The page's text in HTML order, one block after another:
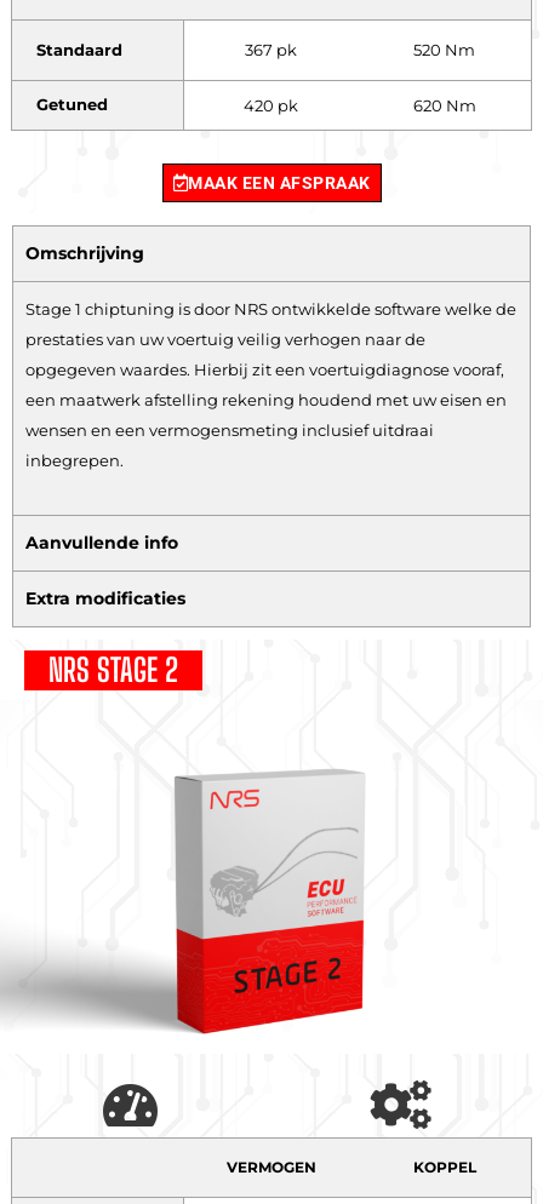
Standaard 367 pk 520 Nm
Getuned 420 pk 620 Nm
MAAK EEN AFSPRAAK
Omschrijving
Stage 1 chiptuning is door NRS ontwikkelde software welke de
prestaties van uw voertuig veilig verhogen naar de
opgegeven waardes. Hierbij zit een voertuigdiagnose vooraf,
een maatwerk afstelling rekening houdend met uw eisen en
wensen en een vermogensmeting inclusief uitdraai
inbegrepen.
Aanvullende info
Extra modificaties
NRS STAGE 2
VERMOGEN KOPPEL